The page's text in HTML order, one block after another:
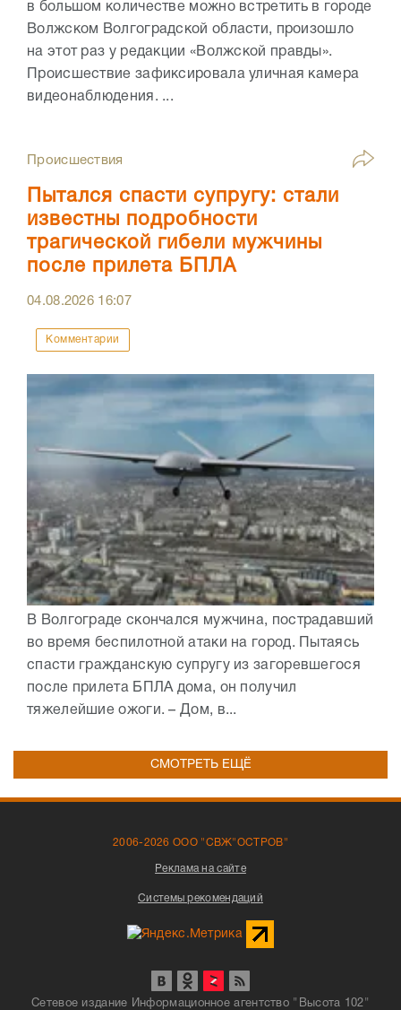
в большом количестве можно встретить в городе
Волжском Волгоградской области, произошло
на этот раз у редакции «Волжской правды».
Происшествие зафиксировала уличная камера
видеонаблюдения. ...
Происшествия
Пытался спасти супругу: стали
известны подробности
трагической гибели мужчины
после прилета БПЛА
04.08.2026 16:07
Комментарии
В Волгограде скончался мужчина, пострадавший
во время беспилотной атаки на город. Пытаясь
спасти гражданскую супругу из загоревшегося
после прилета БПЛА дома, он получил
тяжелейшие ожоги. – Дом, в...
СМОТРЕТЬ ЕЩЁ
2006-2026 ООО "СВЖ"ОСТРОВ"
Реклама на сайте
Системы рекомендаций
Сетевое издание Информационное агентство "Высота 102"